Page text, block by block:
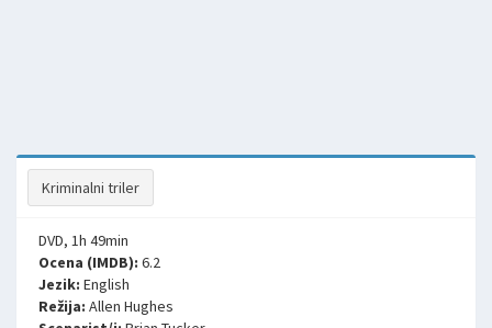
Kriminalni triler
DVD, 1h 49min
Ocena (IMDB): 6.2
Jezik: English
Režija: Allen Hughes